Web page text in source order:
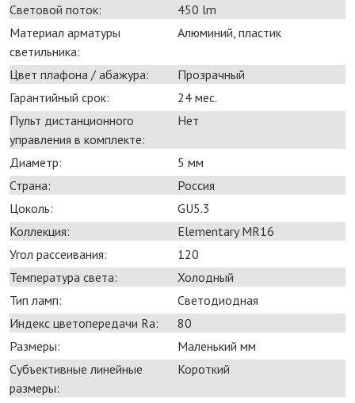
Световой поток:
450 lm
Материал арматуры
светильника:
Алюминий, пластик
Цвет плафона / абажура:
Прозрачный
Гарантийный срок:
24 мес.
Пульт дистанционного
управления в комплекте:
Нет
Диаметр:
5 мм
Страна:
Россия
Цоколь:
GU5.3
Коллекция:
Elementary MR16
Угол рассеивания:
120
Температура света:
Холодный
Тип ламп:
Светодиодная
Индекс цветопередачи Ra:
80
Размеры:
Маленький мм
Субъективные линейные
размеры:
Короткий